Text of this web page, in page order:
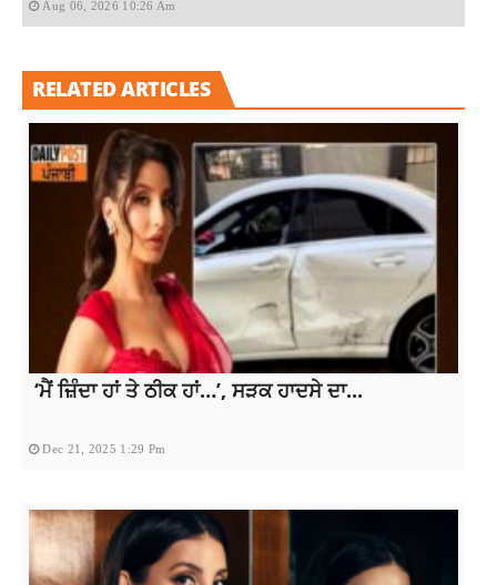
Aug 06, 2026 10:26 Am
RELATED ARTICLES
‘ਮੈਂ ਜ਼ਿੰਦਾ ਹਾਂ ਤੇ ਠੀਕ ਹਾਂ…’, ਸੜਕ ਹਾਦਸੇ ਦਾ...
Dec 21, 2025 1:29 Pm